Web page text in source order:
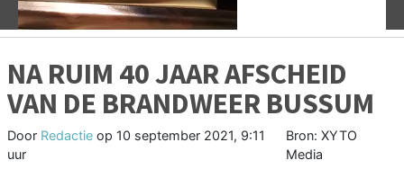
NA RUIM 40 JAAR AFSCHEID
VAN DE BRANDWEER BUSSUM
Door Redactie op 10 september 2021, 9:11
uur
Bron: XYTO
Media